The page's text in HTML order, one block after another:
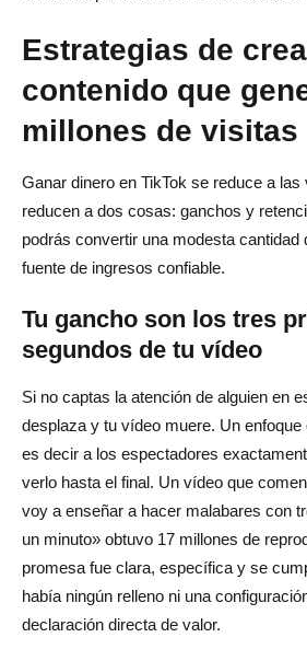
Estrategias de
contenido que
millones de visitas
Ganar dinero en TikTok se reduce a
reducen a dos cosas: ganchos y
podrás convertir una modesta cantidad
fuente de ingresos confiable.
Tu gancho son los tres
segundos de tu vídeo
Si no captas la atención de alguien en
desplaza y tu vídeo muere. Un
es decir a los espectadores
verlo hasta el final. Un vídeo que
voy a enseñar a hacer malabares con
un minuto» obtuvo 17 millones de
promesa fue clara, específica y se
había ningún relleno ni una
declaración directa de valor.